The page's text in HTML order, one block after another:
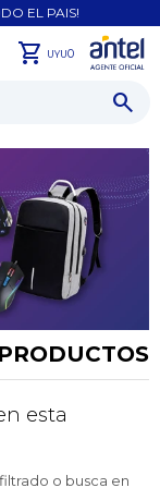
EL PAIS!
UYU0
esta
o busca en
de